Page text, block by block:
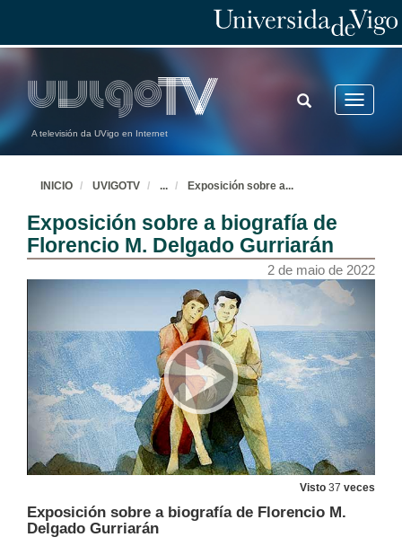
A televisión da UVigo en Internet
Toggle
TOGGLE
SEARCH
INICIO UVIGOTV ... Exposición sobre a...
Exposición sobre a biografía de
Florencio M. Delgado Gurriarán
2 de maio de 2022
Visto 37 veces
Exposición sobre a biografía de Florencio M.
Delgado Gurriarán